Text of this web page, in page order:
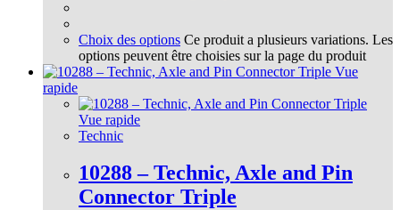
Choix des options Ce produit a plusieurs variations. Les
options peuvent être choisies sur la page du produit
Vue
rapide
Vue rapide
Technic
10288 – Technic, Axle and Pin
Connector Triple